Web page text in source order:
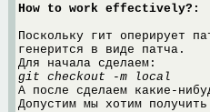
How to work effectively?:
Поскольку гит оперирует
генерится в виде патча.
Для начала сделаем:
git checkout -m local
А после сделаем какие-
Допустим мы хотим